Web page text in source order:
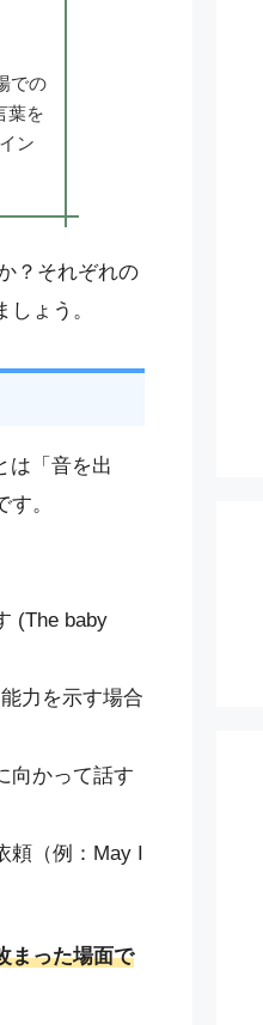
での
葉を
ン
？それぞれの
ょう。
は「音を出
。
(The baby
力を示す場合
向かって話す
頼（例：May I
まった場面で